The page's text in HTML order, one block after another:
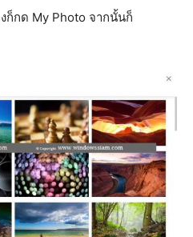
ก็กด My Photo จากนั้นก็